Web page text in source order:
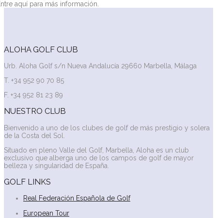
aquí para más información.
ALOHA GOLF CLUB
Urb. Aloha Golf s/n Nueva Andalucía 29660 Marbella, Málaga
T. +34 952 90 70 85
F. +34 952 81 23 89
NUESTRO CLUB
Bienvenido a uno de los clubes de golf de más prestigio y solera
de la Costa del Sol.
Situado en pleno Valle del Golf, Marbella, Aloha es un club
exclusivo que alberga uno de los campos de golf de mayor
belleza y singularidad de España.
GOLF LINKS
Real Federación Española de Golf
European Tour